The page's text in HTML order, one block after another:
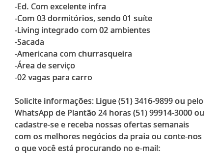
-Ed. Com excelente infra
-Com 03 dormitórios, sendo 01 suíte
-Living integrado com 02 ambientes
-Sacada
-Americana com churrasqueira
-Área de serviço
-02 vagas para carro
Solicite informações: Ligue (51) 3416-9899 ou pelo
WhatsApp de Plantão 24 horas (51) 99914-3000 ou
cadastre-se e receba nossas ofertas semanais
com os melhores negócios da praia ou conte-nos
o que você está procurando no e-mail: